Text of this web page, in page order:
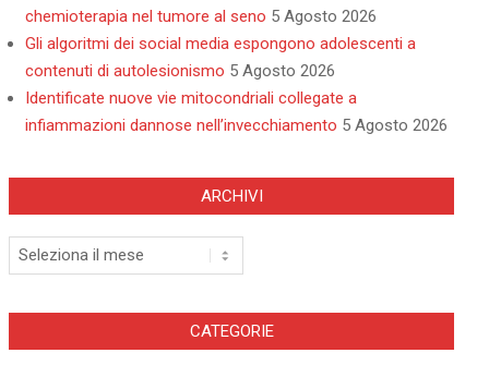
chemioterapia nel tumore al seno 5 Agosto 2026
Gli algoritmi dei social media espongono adolescenti a
contenuti di autolesionismo 5 Agosto 2026
Identificate nuove vie mitocondriali collegate a
infiammazioni dannose nell’invecchiamento 5 Agosto 2026
ARCHIVI
Archivi
CATEGORIE